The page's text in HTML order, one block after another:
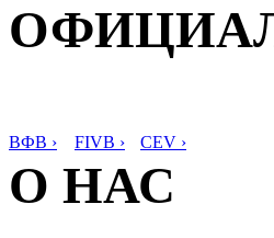
ВФВ › FIVB › CEV ›
О НАС